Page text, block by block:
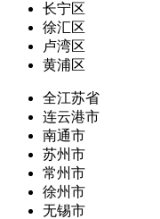
长宁区
徐汇区
卢湾区
黄浦区
全江苏省
连云港市
南通市
苏州市
常州市
徐州市
无锡市